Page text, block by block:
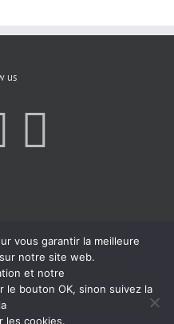
us
vous garantir la meilleure
notre site web.
et notre
le bouton OK, sinon suivez la
les cookies.